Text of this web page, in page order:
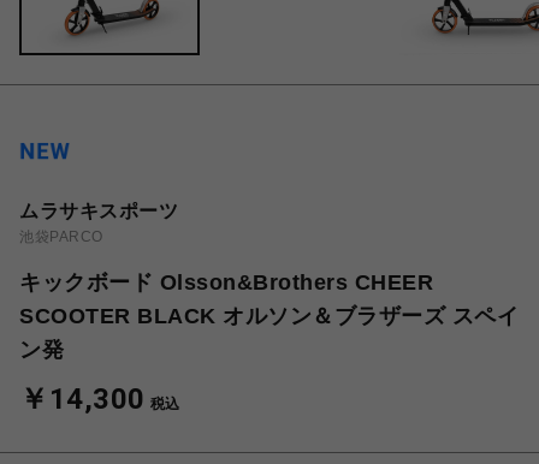
ムラサキスポーツ
池袋PARCO
キックボード Olsson&Brothers CHEER
SCOOTER BLACK オルソン＆ブラザーズ スペイ
ン発
￥14,300 税込